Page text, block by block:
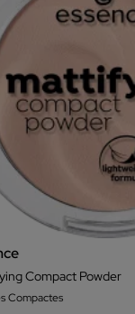
Compact Powder
Compactes